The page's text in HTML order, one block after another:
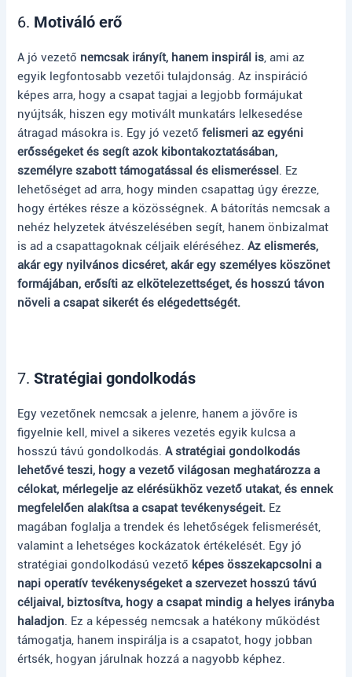
6. Motiváló erő
A jó vezető nemcsak irányít, hanem inspirál is, ami az
egyik legfontosabb vezetői tulajdonság. Az inspiráció
képes arra, hogy a csapat tagjai a legjobb formájukat
nyújtsák, hiszen egy motivált munkatárs lelkesedése
átragad másokra is. Egy jó vezetőfelismeri az egyéni
erősségeket és segít azok kibontakoztatásában,
személyre szabott támogatással és elismeréssel . Ez
lehetőséget ad arra, hogy minden csapattag úgy érezze,
hogy értékes része a közösségnek. A bátorítás nemcsak a
nehéz helyzetek átvészelésében segít, hanem önbizalmat
is ad a csapattagoknak céljaik eléréséhez.Az elismerés,
akár egy nyilvános dicséret, akár egy személyes köszönet
formájában, erősíti az elkötelezettséget, és hosszú távon
növeli a csapat sikerét és elégedettségét.
7.Stratégiai gondolkodás
Egy vezetőnek nemcsak a jelenre, hanem a jövőre is
figyelnie kell, mivel a sikeres vezetés egyik kulcsa a
hosszú távú gondolkodás.A stratégiai gondolkodás
lehetővé teszi, hogy a vezető világosan meghatározza a
célokat, mérlegelje az elérésükhöz vezető utakat, és ennek
megfelelően alakítsa a csapat tevékenységeit. Ez
magában foglalja a trendek és lehetőségek felismerését,
valamint a lehetséges kockázatok értékelését. Egy jó
stratégiai gondolkodású vezető képes összekapcsolni a
napi operatív tevékenységeket a szervezet hosszú távú
céljaival, biztosítva, hogy a csapat mindig a helyes irányba
haladjon. Ez a képesség nemcsak a hatékony működést
támogatja, hanem inspirálja is a csapatot, hogy jobban
értsék, hogyan járulnak hozzá a nagyobb képhez.